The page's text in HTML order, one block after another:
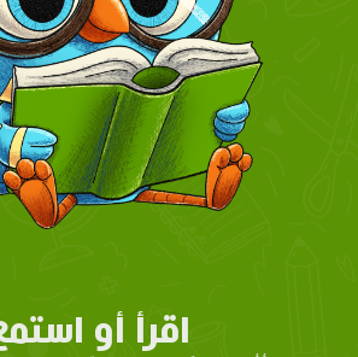
اقرأ أو